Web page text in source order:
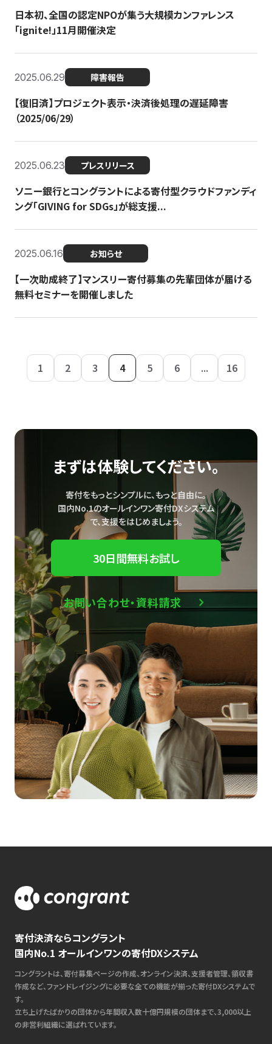
日本初、全国の認定NPOが集う大規模カンファレンス
「ignite!」11月開催決定
2025.06.29 障害報告
【復旧済】プロジェクト表示・決済後処理の遅延障害
（2025/06/29）
2025.06.23 プレスリリース
ソニー銀行とコングラントによる寄付型クラウドファンディ
ング「GIVING for SDGs」が総支援...
2025.06.16 お知らせ
【一次助成終了】マンスリー寄付募集の先輩団体が届ける
無料セミナーを開催しました
1 2 3 4 5 6 ... 16
まずは体験してください。
寄付をもっとシンプルに、もっと自由に。
国内No.1のオールインワン寄付DXシステム
で、支援をはじめましょう。
30日間無料お試し
お問い合わせ・資料請求
寄付決済ならコングラント
国内No.1 オールインワンの寄付DXシステム
コングラントは、寄付募集ページの作成、オンライン決済、支援者管理、領収書
作成など、ファンドレイジングに必要な全ての機能が揃った寄付DXシステムで
す。
立ち上げたばかりの団体から年間収入数十億円規模の団体まで、3,000以上
の非営利組織に選ばれています。